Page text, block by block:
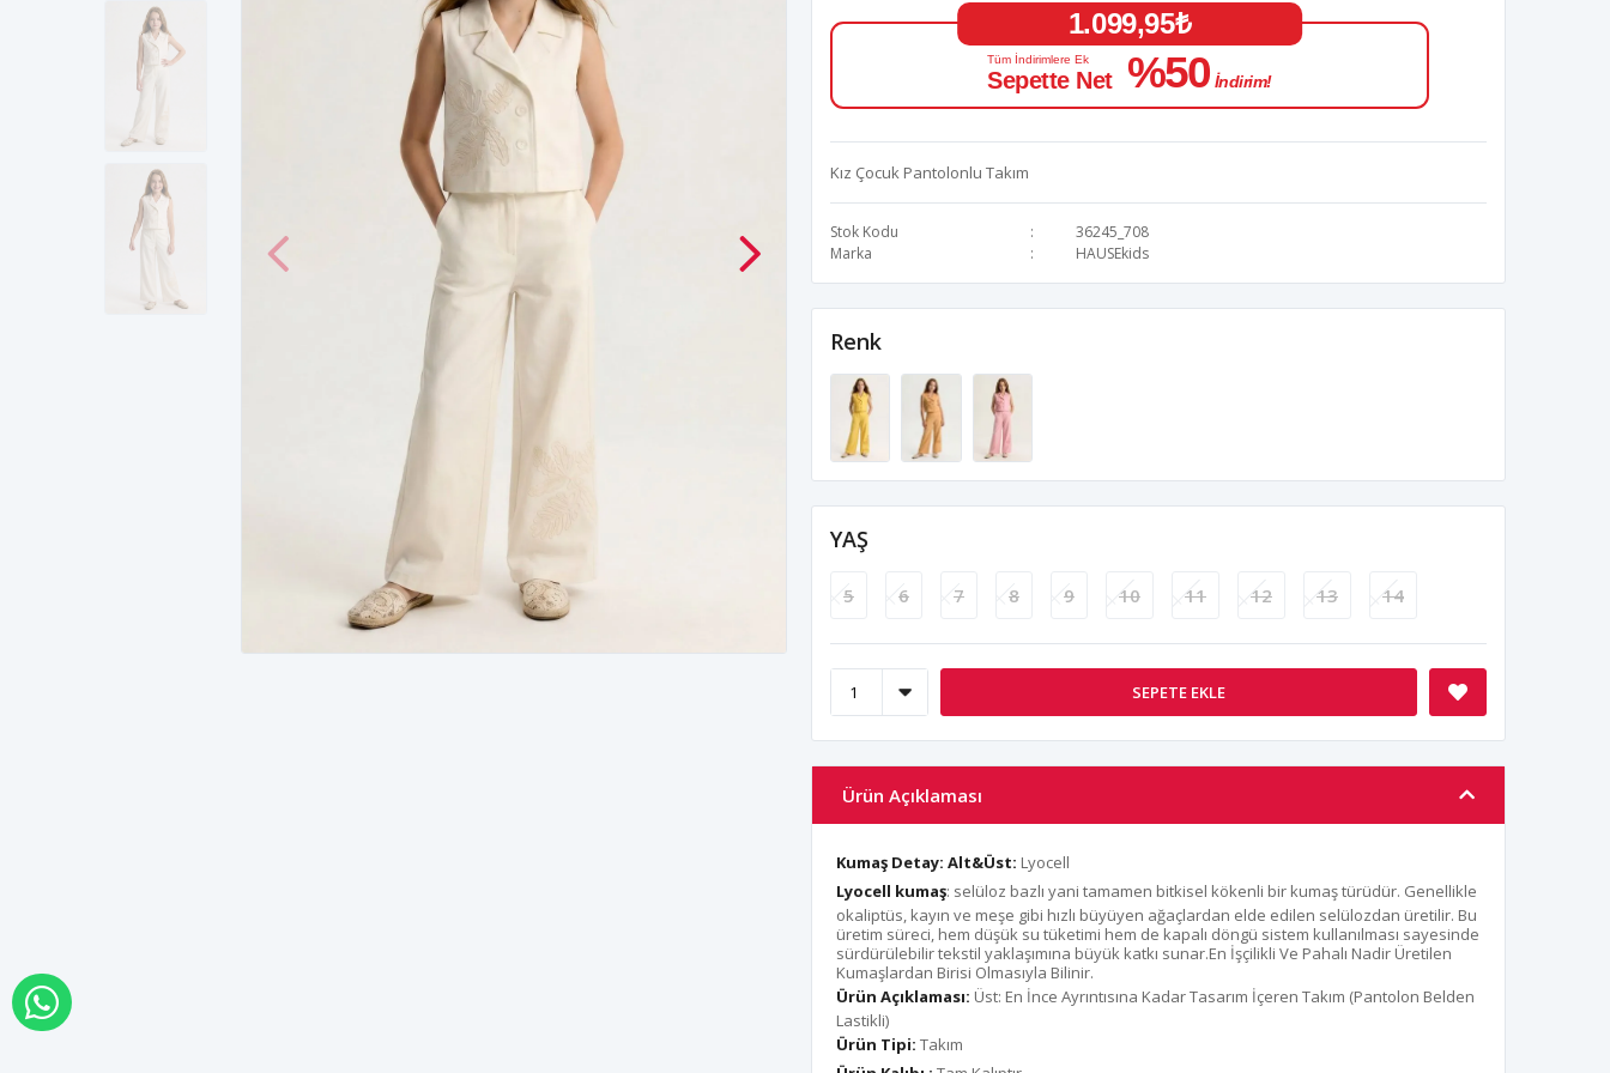
1.099,95₺
Tüm İndirimlere Ek
Sepette Net %50 İndirim!
Kız Çocuk Pantolonlu Takım
Stok Kodu
36245_708
Marka
HAUSEkids
Renk
YAŞ
5 6 7 8 9 10 11 12 13 14
SEPETE EKLE
Ürün Açıklaması
Kumaş Detay: Alt&Üst: Lyocell
Lyocell kumaş: selüloz bazlı yani tamamen bitkisel kökenli bir kumaş türüdür. Genellikle
okaliptüs, kayın ve meşe gibi hızlı büyüyen ağaçlardan elde edilen selülozdan üretilir. Bu
üretim süreci, hem düşük su tüketimi hem de kapalı döngü sistem kullanılması sayesinde
sürdürülebilir tekstil yaklaşımına büyük katkı sunar.En İşçilikli Ve Pahalı Nadir Üretilen
Kumaşlardan Birisi Olmasıyla Bilinir.
Ürün Açıklaması: Üst: En İnce Ayrıntısına Kadar Tasarım İçeren Takım (Pantolon Belden
Lastikli)
Ürün Tipi: Takım